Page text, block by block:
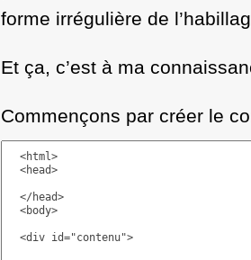
forme irrégulière de
Et ça, c’est à ma
Commençons par créer le